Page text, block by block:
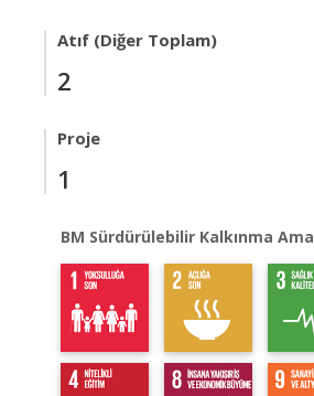
Atıf (Diğer Toplam)
2
Proje
1
BM Sürdürülebilir Kalkınma